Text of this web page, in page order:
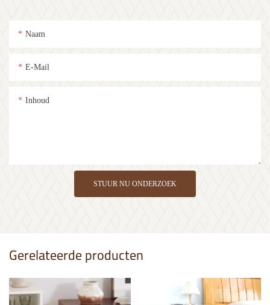
Naam
E-Mail
Inhoud
STUUR NU ONDERZOEK
Gerelateerde producten